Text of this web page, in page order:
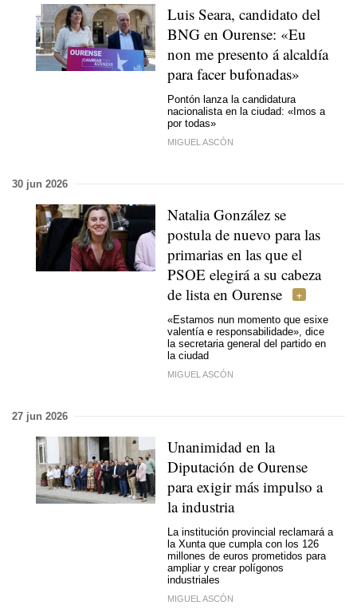
Luis Seara, candidato del
BNG en Ourense: «Eu
non me presento á alcaldía
para facer bufonadas»
Pontón lanza la candidatura
nacionalista en la ciudad: «Imos a
por todas»
MIGUEL ASCÓN
30 jun 2026
Natalia González se
postula de nuevo para las
primarias en las que el
PSOE elegirá a su cabeza
de lista en Ourense
«Estamos nun momento que esixe
valentía e responsabilidade», dice
la secretaria general del partido en
la ciudad
MIGUEL ASCÓN
27 jun 2026
Unanimidad en la
Diputación de Ourense
para exigir más impulso a
la industria
La institución provincial reclamará a
la Xunta que cumpla con los 126
millones de euros prometidos para
ampliar y crear polígonos
industriales
MIGUEL ASCÓN